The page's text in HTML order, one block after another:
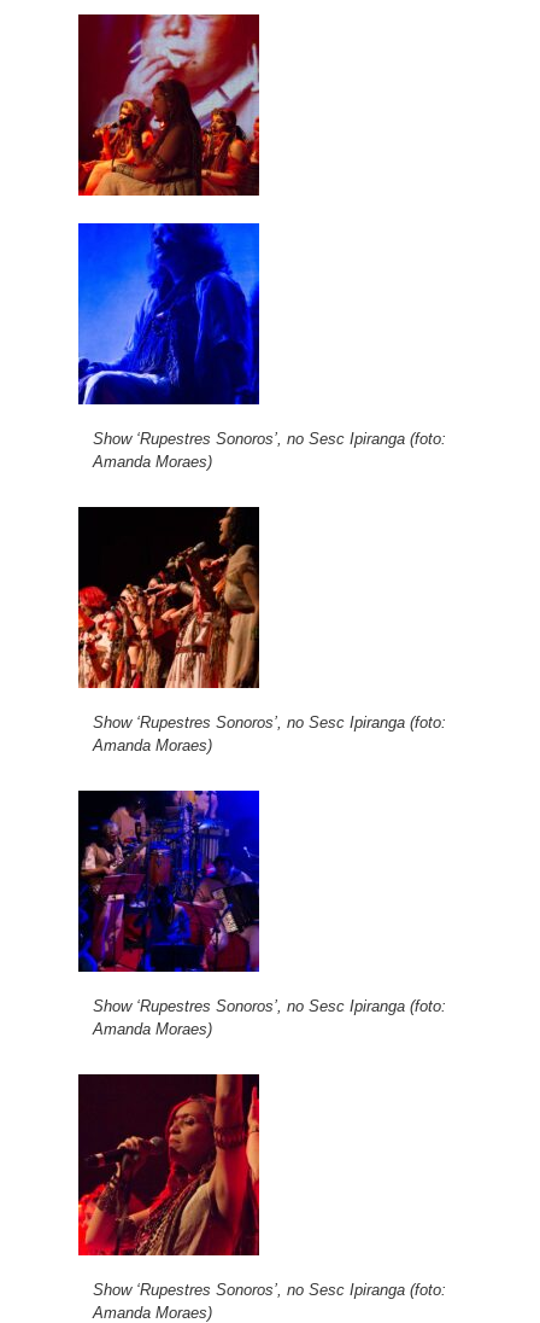
Show ‘Rupestres Sonoros’, no Sesc Ipiranga (foto:
Amanda Moraes)
Show ‘Rupestres Sonoros’, no Sesc Ipiranga (foto:
Amanda Moraes)
Show ‘Rupestres Sonoros’, no Sesc Ipiranga (foto:
Amanda Moraes)
Show ‘Rupestres Sonoros’, no Sesc Ipiranga (foto:
Amanda Moraes)